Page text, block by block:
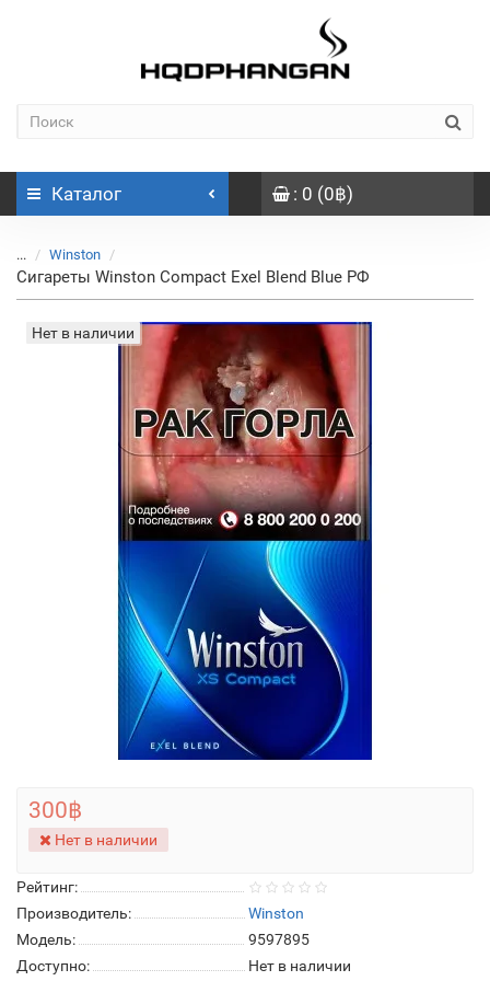
Каталог : 0 (0฿)
... Winston
Сигареты Winston Compact Exel Blend Blue РФ
Нет в наличии
Рейтинг:
Производитель:
Winston
Модель:
9597895
Доступно:
Нет в наличии
300฿
Нет в наличии